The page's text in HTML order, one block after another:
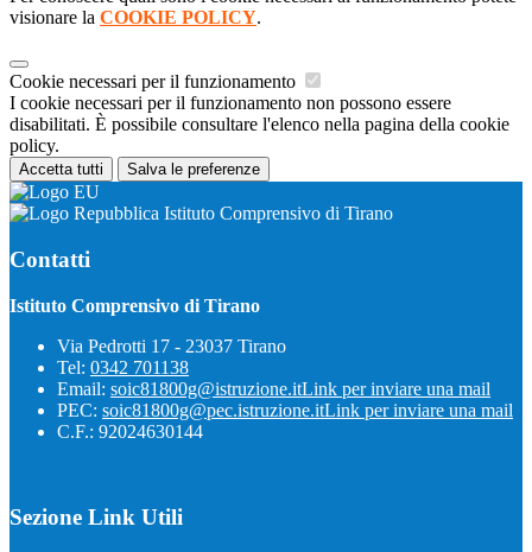
visionare la COOKIE POLICY.
Cookie necessari per il funzionamento
I cookie necessari per il funzionamento non possono essere
disabilitati. È possibile consultare l'elenco nella pagina della cookie
policy.
Accetta tutti Salva le preferenze
Istituto Comprensivo di Tirano
Contatti
Istituto Comprensivo di Tirano
Via Pedrotti 17 - 23037 Tirano
Tel: 0342 701138
Email: soic81800g@istruzione.itLink per inviare una mail
PEC: soic81800g@pec.istruzione.itLink per inviare una mail
C.F.: 92024630144
Sezione Link Utili